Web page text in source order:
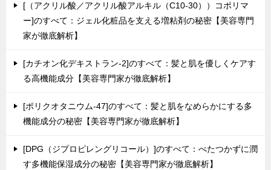
[（アクリル酸／アクリル酸アルキル（C10-30））コポリマ
ー]のすべて：ジェル化粧品を支える増粘剤の秘密【美容専門
家が徹底解析】
[カチオン化デキストラン-2]のすべて：髪と肌を優しくケアす
る高機能成分【美容専門家が徹底解析】
[ポリクオタニウム-47]のすべて：髪と肌をなめらかにする多
機能成分の秘密【美容専門家が徹底解析】
[DPG（ジプロピレングリコール）]のすべて：べたつかずに潤
す多機能保湿成分の秘密【美容専門家が徹底解析】